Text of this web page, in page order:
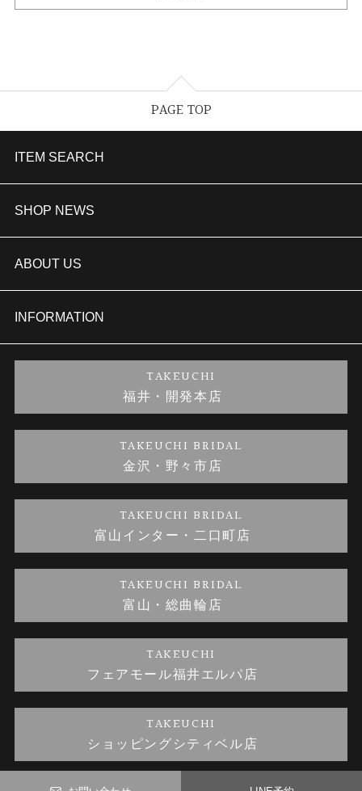
PAGE TOP
ITEM SEARCH
婚約指輪
結婚指輪
セットリング
婚約ネックレス
金・プラチナのお取引
SHOP NEWS
TAKEUCHI BRIDAL金沢本店情報
商品一覧
ブランドリスト
金澤指輪工房｜手作りペアリング
金澤指輪工房｜手作り結婚指輪 and 婚約指輪
金澤指輪工房｜手作り婚約指輪プロポーズプラン
ABOUT US
会社概要
お客様の声
INFORMATION
プライバシーポリシー
TAKEUCHI
福井・開発本店
TAKEUCHI BRIDAL
金沢・野々市店
TAKEUCHI BRIDAL
富山インター・二口町店
TAKEUCHI BRIDAL
富山・総曲輪店
TAKEUCHI
フェアモール福井エルパ店
TAKEUCHI
ショッピングシティベル店